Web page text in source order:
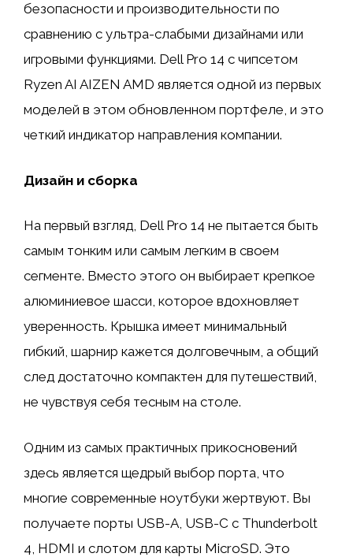
безопасности и производительности по
сравнению с ультра-слабыми дизайнами или
игровыми функциями. Dell Pro 14 с чипсетом
Ryzen AI AIZEN AMD является одной из первых
моделей в этом обновленном портфеле, и это
четкий индикатор направления компании.
Дизайн и сборка
На первый взгляд, Dell Pro 14 не пытается быть
самым тонким или самым легким в своем
сегменте. Вместо этого он выбирает крепкое
алюминиевое шасси, которое вдохновляет
уверенность. Крышка имеет минимальный
гибкий, шарнир кажется долговечным, а общий
след достаточно компактен для путешествий,
не чувствуя себя тесным на столе.
Одним из самых практичных прикосновений
здесь является щедрый выбор порта, что
многие современные ноутбуки жертвуют. Вы
получаете порты USB-A, USB-C с Thunderbolt
4, HDMI и слотом для карты MicroSD. Это